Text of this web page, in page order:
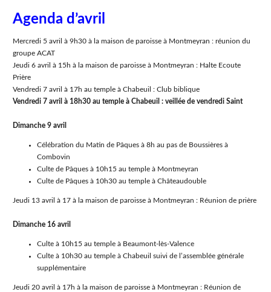
Agenda d’avril
Mercredi 5 avril à 9h30 à la maison de paroisse à Montmeyran : réunion du
groupe ACAT
Jeudi 6 avril à 15h à la maison de paroisse à Montmeyran : Halte Ecoute
Prière
Vendredi 7 avril à 17h au temple à Chabeuil : Club biblique
Vendredi 7 avril à 18h30 au temple à Chabeuil : veillée de vendredi Saint
Dimanche 9 avril
Célébration du Matin de Pâques à 8h au pas de Boussières à
Combovin
Culte de Pâques à 10h15 au temple à Montmeyran
Culte de Pâques à 10h30 au temple à Châteaudouble
Jeudi 13 avril à 17 à la maison de paroisse à Montmeyran : Réunion de prière
Dimanche 16 avril
Culte à 10h15 au temple à Beaumont-lès-Valence
Culte à 10h30 au temple à Chabeuil suivi de l’assemblée générale
supplémentaire
Jeudi 20 avril à 17h à la maison de paroisse à Montmeyran : Réunion de